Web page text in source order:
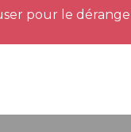
pour le